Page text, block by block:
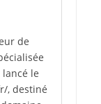
de
le
, destiné